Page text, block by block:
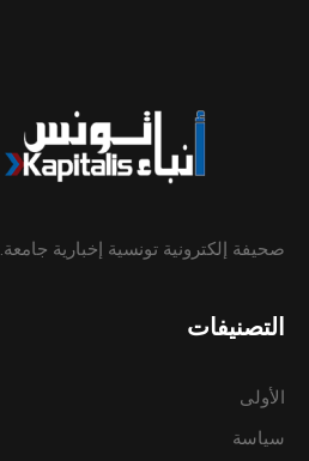
صحيفة إلكترونية تونسية إخبارية جامعة.
التصنيفات
الأولى
سياسة